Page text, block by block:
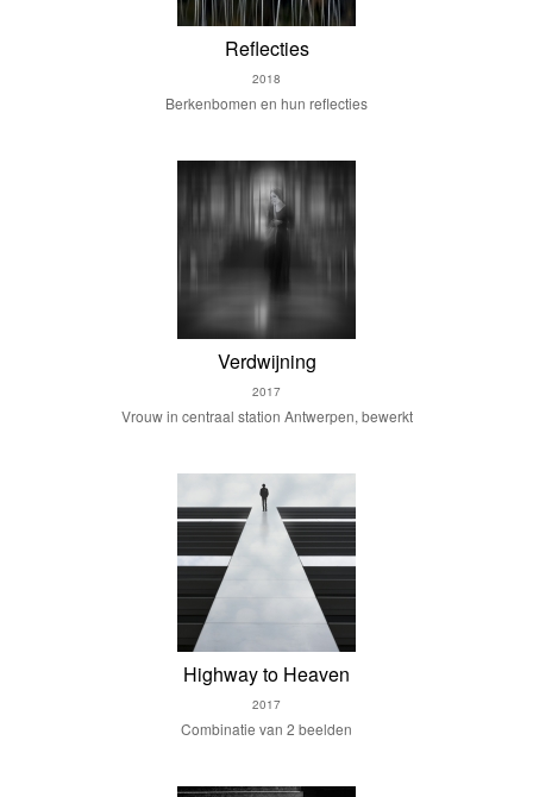
Reflecties
2018
Berkenbomen en hun reflecties
Verdwijning
2017
Vrouw in centraal station Antwerpen, bewerkt
Highway to Heaven
2017
Combinatie van 2 beelden